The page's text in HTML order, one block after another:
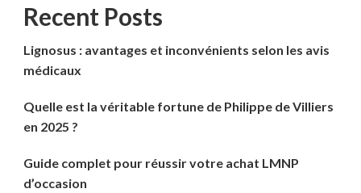
Recent Posts
Lignosus : avantages et inconvénients selon les avis
médicaux
Quelle est la véritable fortune de Philippe de Villiers
en 2025 ?
Guide complet pour réussir votre achat LMNP
d’occasion